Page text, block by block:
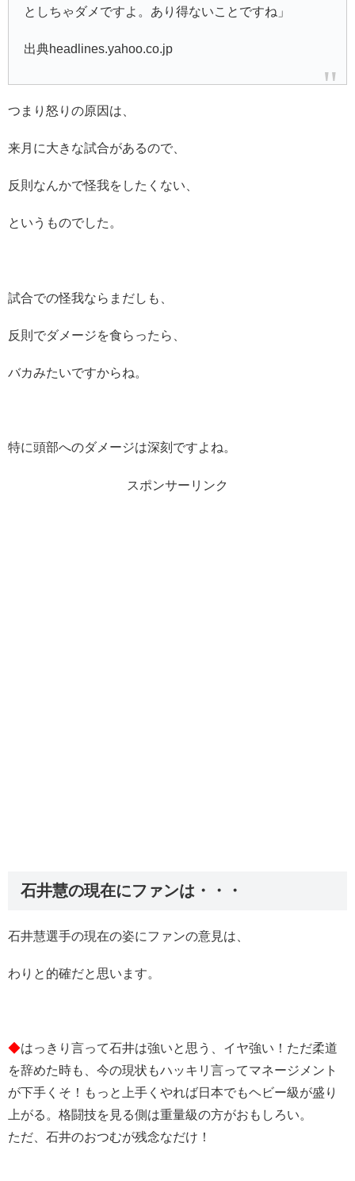
としちゃダメですよ。あり得ないことですね」
出典headlines.yahoo.co.jp
つまり怒りの原因は、
来月に大きな試合があるので、
反則なんかで怪我をしたくない、
というものでした。
試合での怪我ならまだしも、
反則でダメージを食らったら、
バカみたいですからね。
特に頭部へのダメージは深刻ですよね。
スポンサーリンク
石井慧の現在にファンは・・・
石井慧選手の現在の姿にファンの意見は、
わりと的確だと思います。
◆はっきり言って石井は強いと思う、イヤ強い！ただ柔道
を辞めた時も、今の現状もハッキリ言ってマネージメント
が下手くそ！もっと上手くやれば日本でもヘビー級が盛り
上がる。格闘技を見る側は重量級の方がおもしろい。
ただ、石井のおつむが残念なだけ！